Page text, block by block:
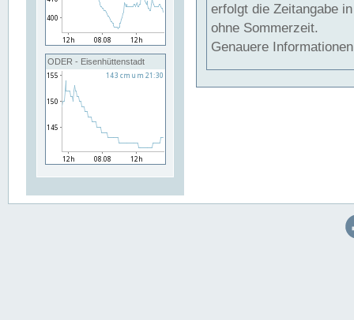
ODER - Eisenhüttenstadt
erfolgt die Zeitangabe
ohne Sommerzeit.
Genauere